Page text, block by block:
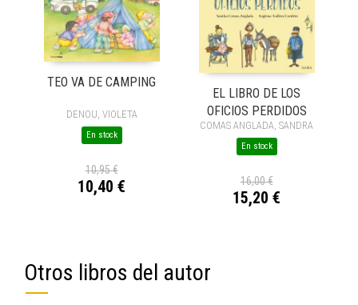
TEO VA DE CAMPING
DENOU, VIOLETA
En stock
10,95 €
10,40 €
EL LIBRO DE LOS
OFICIOS PERDIDOS
COMAS ANGLADA, SANDRA
En stock
16,00 €
15,20 €
Otros libros del autor